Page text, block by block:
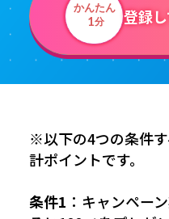
かんたん
1分 登録
※以下の4つの条件
計ポイントです。
条件1 ：キャンペー